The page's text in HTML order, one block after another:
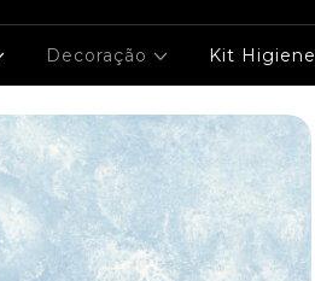
Decoração Kit Higiene